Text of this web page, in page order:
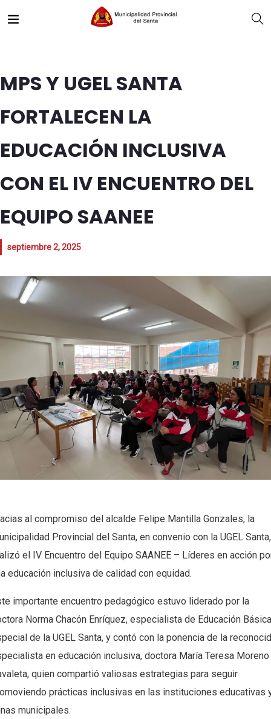
MPS Y UGEL SANTA
FORTALECEN LA
EDUCACIÓN INCLUSIVA
CON EL IV ENCUENTRO DEL
EQUIPO SAANEE
septiembre 2, 2025
al compromiso del alcalde Felipe Mantilla Gonzales, la
Provincial del Santa, en convenio con la UGEL Santa,
el IV Encuentro del Equipo SAANEE – Líderes en acción
educación inclusiva de calidad con equidad.
importante encuentro pedagógico estuvo liderado por la
Norma Chacón Enríquez, especialista de Educación Básica
de la UGEL Santa, y contó con la ponencia de la
en educación inclusiva, doctora María Teresa Moreno
quien compartió valiosas estrategias para seguir
prácticas inclusivas en las instituciones educativas
municipales.